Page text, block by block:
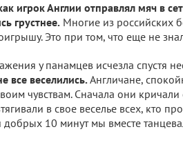
игрок Англии отправлял мяч в
грустнее. Многие из российских
Это при том, что еще не
у панамцев исчезла спустя
все веселились.Англичане,
чувствам. Сначала они
в свое веселье всех, кто
10 минут мы вместе